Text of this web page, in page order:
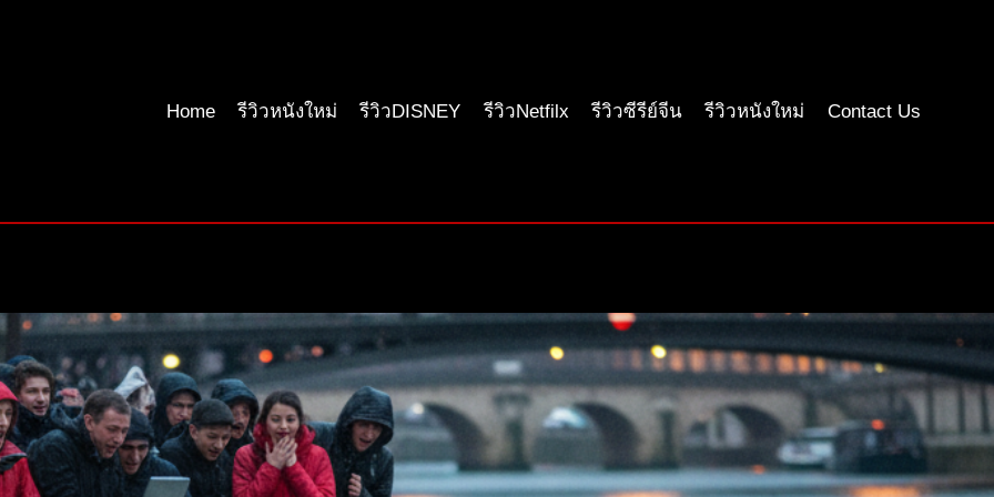
Home
รีวิวหนังใหม่ รีวิวDISNEY รีวิวNetfilx รีวิวซีรีย์จีน รีวิวหนังใหม่ Contact Us